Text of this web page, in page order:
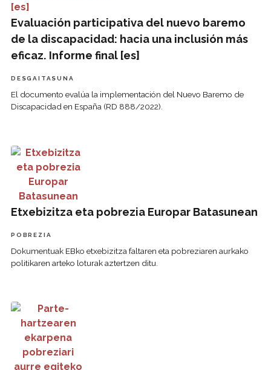
Evaluación participativa del nuevo baremo
de la discapacidad: hacia una inclusión más
eficaz. Informe final [es]
DESGAITASUNA
El documento evalúa la implementación del Nuevo Baremo de
Discapacidad en España (RD 888/2022).
Etxebizitza eta pobrezia Europar Batasunean
POBREZIA
Dokumentuak EBko etxebizitza faltaren eta pobreziaren aurkako
politikaren arteko loturak aztertzen ditu.
Etxebizitza eta pobrezia Europar Batasunean
Parte-hartzearen ekarpena pobreziari aurre egiteko tresna